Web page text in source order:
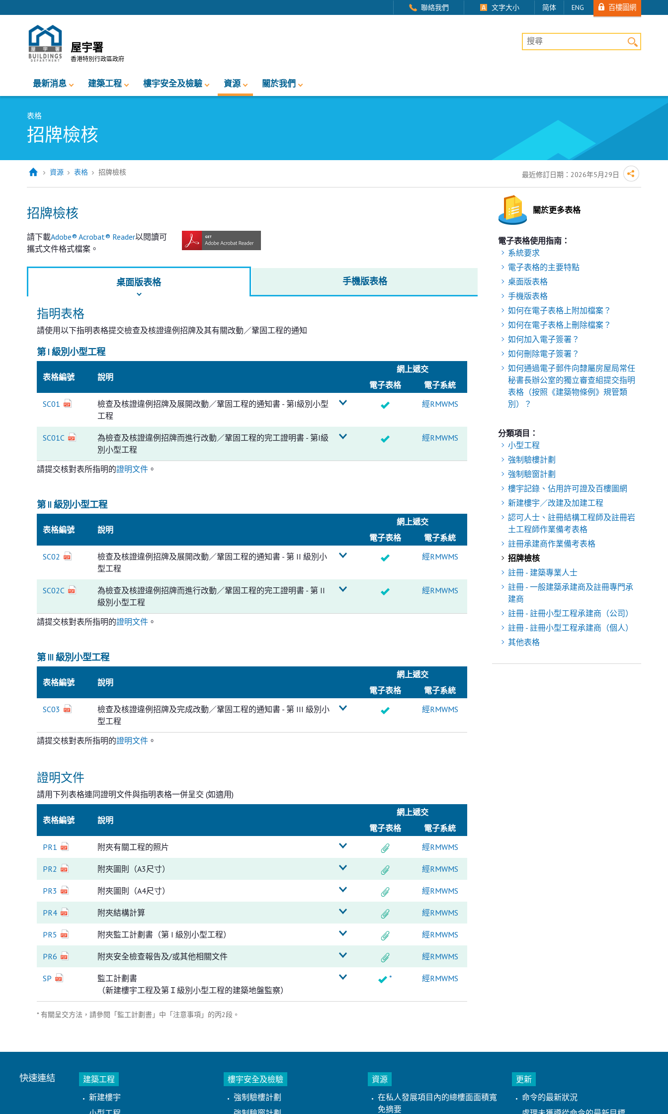
聯絡我們 文字大小 简体 ENG 百樓圖網
屋宇署
香港特別行政區政府
桌上版網站搜尋
最新消息 建築工程 樓宇安全及檢驗 資源 關於我們
表格
招牌檢核
資源 表格 招牌檢核 最近修訂日期：2026年5月29日
招牌檢核
請下載Adobe® Acrobat® Reader以閱讀可
攜式文件格式檔案。
桌面版表格 手機版表格
指明表格
請使用以下指明表格提交檢查及核證違例招牌及其有關改動／鞏固工程的通知
第 I 級別小型工程
表格編號 說明
網上遞交
電子表格 電子系統
SC01
檢查及核證違例招牌及展開改動／鞏固工程的通知書 - 第I級別小型
工程
經RMWMS
SC01C
為檢查及核證違例招牌而進行改動／鞏固工程的完工證明書 - 第I級
別小型工程
經RMWMS
請提交核對表所指明的證明文件。
第 II 級別小型工程
表格編號 說明
網上遞交
電子表格 電子系統
SC02
檢查及核證違例招牌及展開改動／鞏固工程的通知書 - 第 II 級別小
型工程
經RMWMS
SC02C
為檢查及核證違例招牌而進行改動／鞏固工程的完工證明書 - 第 II
級別小型工程
經RMWMS
請提交核對表所指明的證明文件。
第 III 級別小型工程
表格編號 說明
網上遞交
電子表格 電子系統
SC03
檢查及核證違例招牌及完成改動／鞏固工程的通知書 - 第 III 級別小
型工程
經RMWMS
請提交核對表所指明的證明文件。
證明文件
請用下列表格連同證明文件與指明表格一併呈交 (如適用)
表格編號 說明
網上遞交
電子表格 電子系統
PR1
附夾有關工程的照片 經RMWMS
PR2 附夾圖則（A3尺寸） 經RMWMS
PR3 附夾圖則（A4尺寸） 經RMWMS
PR4 附夾結構計算 經RMWMS
PR5 附夾監工計劃書（第 I 級別小型工程） 經RMWMS
PR6 附夾安全檢查報告及/或其他相關文件 經RMWMS
SP
監工計劃書
（新建樓宇工程及第Ｉ級別小型工程的建築地盤監察）
* 經RMWMS
* 有關呈交方法，請參閱「監工計劃書」中「注意事項」的丙2段。
關於更多表格
電子表格使用指南：
系統要求
電子表格的主要特點
桌面版表格
手機版表格
如何在電子表格上附加檔案？
如何在電子表格上刪除檔案？
如何加入電子簽署？
如何刪除電子簽署？
如何通過電子郵件向隸屬房屋局常任
秘書長辦公室的獨立審查組提交指明
表格（按照《建築物條例》規管類
別）？
分類項目：
小型工程
強制驗樓計劃
強制驗窗計劃
樓宇記錄、佔用許可證及百樓圖網
新建樓宇／改建及加建工程
認可人士、註冊結構工程師及註冊岩
土工程師作業備考表格
註冊承建商作業備考表格
招牌檢核
註冊 - 建築專業人士
註冊 - 一般建築承建商及註冊專門承
建商
註冊 - 註冊小型工程承建商（公司）
註冊 - 註冊小型工程承建商（個人）
其他表格
快速連結
建築工程
新建樓宇
樓宇安全及檢驗
強制驗樓計劃
資源
在私人發展項目內的總樓面面積寬
免摘要
更新
命令的最新狀況